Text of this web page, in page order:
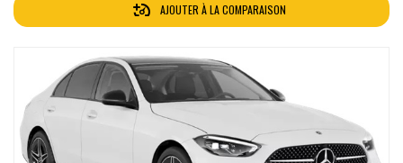
AJOUTER À LA COMPARAISON